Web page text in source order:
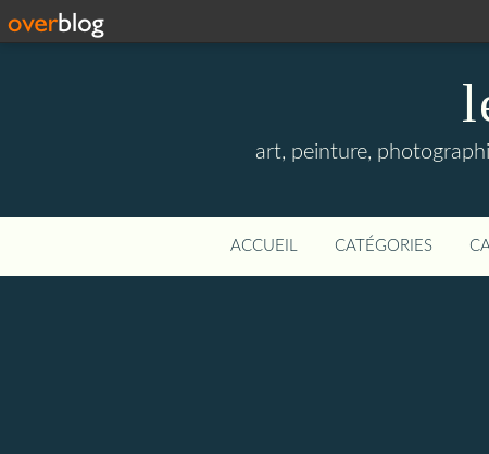
art, peinture,
ACCUEIL CATÉGORIES